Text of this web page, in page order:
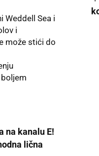
Weddell Sea i
i
može stići do
na kanalu E!
lična